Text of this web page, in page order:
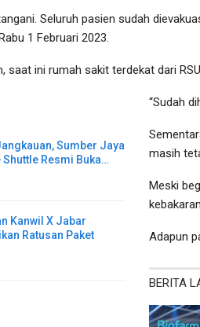
Seluruh pasien sudah
1 Februari 2023.
saat ini rumah sakit terdekat dari
Sumber Jaya
Shuttle Resmi Buka…
Kanwil X Jabar
Ratusan Paket
“Sudah
masih
Meski
Adapun
BERITA